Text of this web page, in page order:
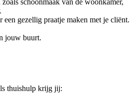
schoonmaak van de woonkamer,
een gezellig praatje maken met je cliënt.
jouw buurt.
thuishulp krijg jij: